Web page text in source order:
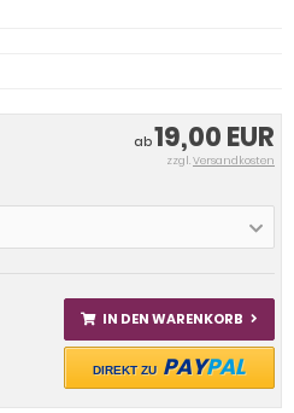
ab19,00 EUR
zzgl.Versandkosten
IN DEN WARENKORB
DIREKT ZU PAYPAL